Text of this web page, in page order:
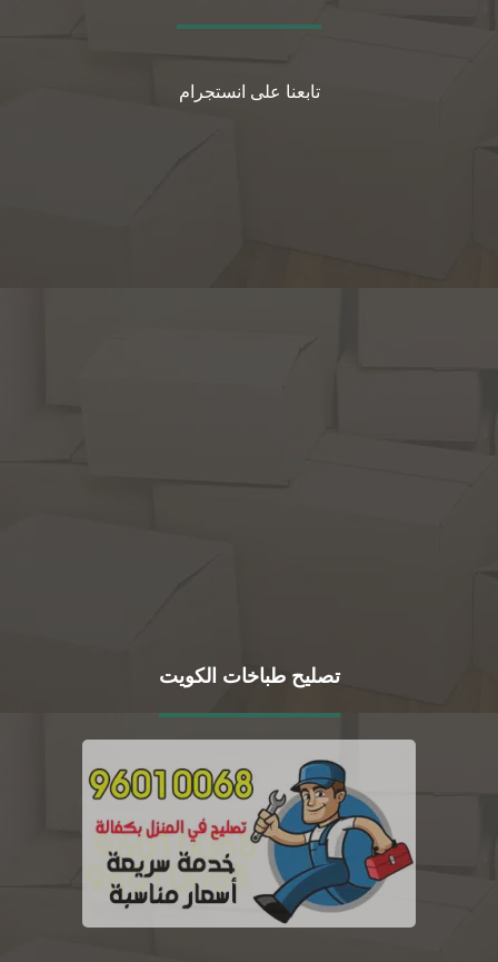
تابعنا على انستجرام
تصليح طباخات الكويت